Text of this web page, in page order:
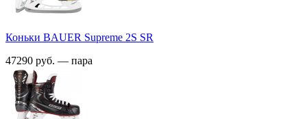
Коньки BAUER Supreme 2S SR
47290 руб. — пара